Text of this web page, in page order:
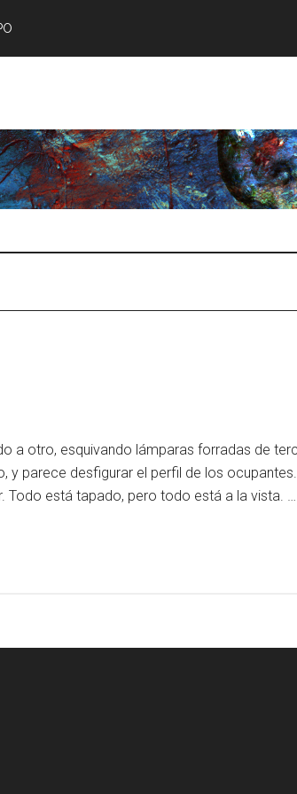
a otro, esquivando lámparas forradas de
y parece desfigurar el perfil de los
Todo está tapado, pero todo está a la vista.